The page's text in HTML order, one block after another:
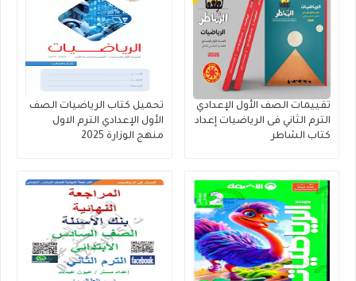
تقييمات الصف الأول الإعدادي
الترم الثاني فى الرياضيات إعداد
كتاب الشاطر
تحميل كتاب الرياضيات الصف
الأول الإعدادي الترم الاول
منهج الوزارة 2025